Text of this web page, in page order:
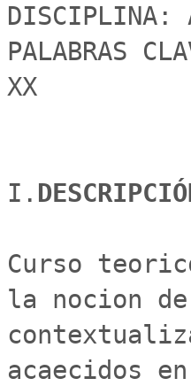
DISCIPLINA:
PALABRAS
XX
I.
Curso
la nocion
acaecidos